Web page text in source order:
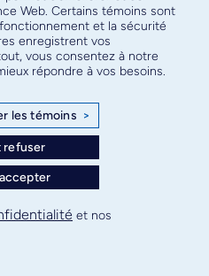
facultaire
Web. Certains témoins sont
et la sécurité
enregistrent vos
vous consentez à notre
répondre à vos besoins.
les témoins >
refuser
et nos